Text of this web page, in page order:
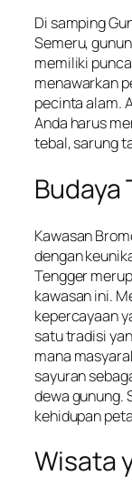
Di samping
Semeru,
memiliki
menawarkan
pecinta alam.
Anda harus
tebal, sarung
Budaya
Kawasan
dengan
Tengger
kawasan ini.
kepercayaan
satu tradisi
mana
sayuran
dewa gunung.
kehidupan
Wisata